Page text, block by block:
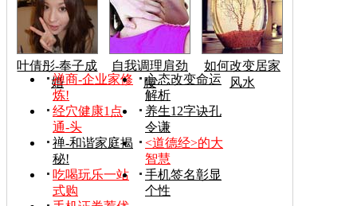
叶倩彤-奉子成
婚
自我调理肩劲
腰
如何改变居家
风水
禅商-企业家修
炼!
心态改变命运
解析
经穴健康1点
通-头
养生12字诀孔
令谦
禅-和谐家庭揭
秘!
<道德经>的大
智慧
吃喝玩乐一站
式购
手机签名彰显
个性